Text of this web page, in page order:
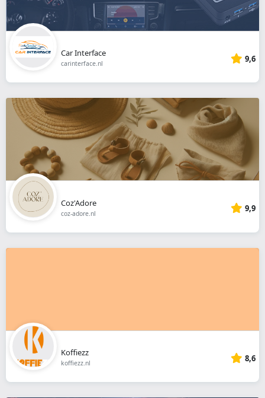
Car Interface
carinterface.nl 9,6
Coz'Adore
coz-adore.nl 9,9
Koffiezz
koffiezz.nl 8,6